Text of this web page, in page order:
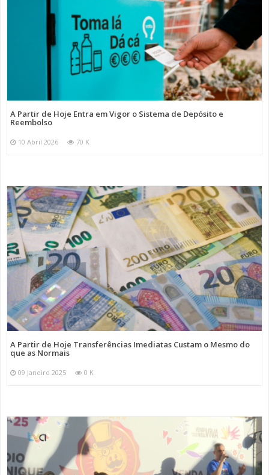
A Partir de Hoje Entra em Vigor o Sistema de Depósito e
Reembolso
10 Abril 2026 70 K
A Partir de Hoje Transferências Imediatas Custam o Mesmo do
que as Normais
09 Janeiro 2025 0 K